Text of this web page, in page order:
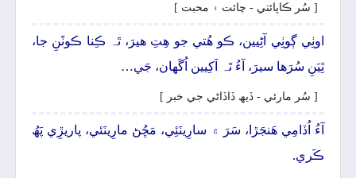
[ سُر ڪاپائتي - چائت ۽ محبت ]
اوٺِي ڳوٺِي آڻِيين، ڪو ھُتي جو ھِتِ ھيرَ، تَہ ڪِنا ڪوٽَنِ جا،
ٿِيَنِ سُرَھا سيرَ، آءُ تَہ اَکِيين اُگَهان، جَي…
[ سُر مارئي - ڏيھ ڏاڏاڻي جي خبر ]
آءُ اُڏامِي ھَنجَڙا، سَرَ ۾ سارِينَئِي، مَڇُڻ مارِينَئي، پاريڙِي پَھُ
ڪَري.